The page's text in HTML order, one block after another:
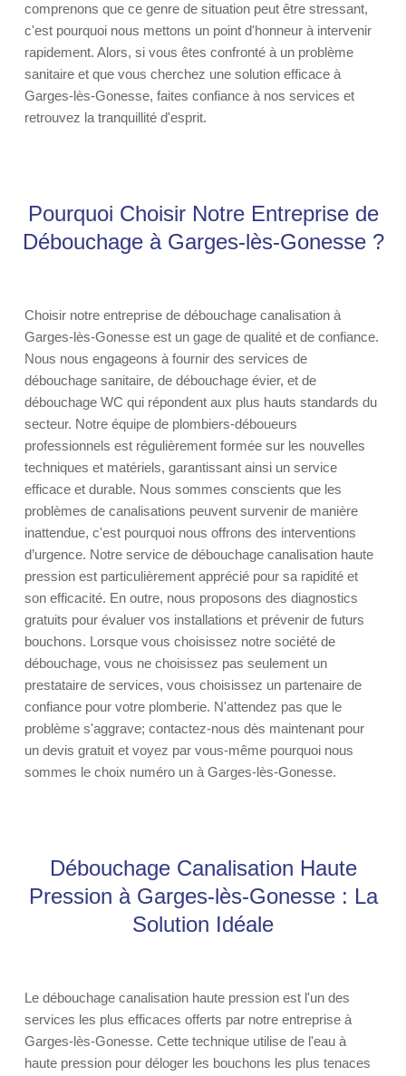
comprenons que ce genre de situation peut être stressant,
c'est pourquoi nous mettons un point d'honneur à intervenir
rapidement. Alors, si vous êtes confronté à un problème
sanitaire et que vous cherchez une solution efficace à
Garges-lès-Gonesse, faites confiance à nos services et
retrouvez la tranquillité d'esprit.
Pourquoi Choisir Notre Entreprise de
Débouchage à Garges-lès-Gonesse ?
Choisir notre entreprise de débouchage canalisation à
Garges-lès-Gonesse est un gage de qualité et de confiance.
Nous nous engageons à fournir des services de
débouchage sanitaire, de débouchage évier, et de
débouchage WC qui répondent aux plus hauts standards du
secteur. Notre équipe de plombiers-déboueurs
professionnels est régulièrement formée sur les nouvelles
techniques et matériels, garantissant ainsi un service
efficace et durable. Nous sommes conscients que les
problèmes de canalisations peuvent survenir de manière
inattendue, c'est pourquoi nous offrons des interventions
d’urgence. Notre service de débouchage canalisation haute
pression est particulièrement apprécié pour sa rapidité et
son efficacité. En outre, nous proposons des diagnostics
gratuits pour évaluer vos installations et prévenir de futurs
bouchons. Lorsque vous choisissez notre société de
débouchage, vous ne choisissez pas seulement un
prestataire de services, vous choisissez un partenaire de
confiance pour votre plomberie. N'attendez pas que le
problème s'aggrave; contactez-nous dès maintenant pour
un devis gratuit et voyez par vous-même pourquoi nous
sommes le choix numéro un à Garges-lès-Gonesse.
Débouchage Canalisation Haute
Pression à Garges-lès-Gonesse : La
Solution Idéale
Le débouchage canalisation haute pression est l'un des
services les plus efficaces offerts par notre entreprise à
Garges-lès-Gonesse. Cette technique utilise de l'eau à
haute pression pour déloger les bouchons les plus tenaces